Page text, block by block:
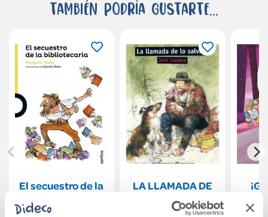
También podría gustarte...
El secuestro de la
LA LLAMADA DE
LO SALVAJE N/E